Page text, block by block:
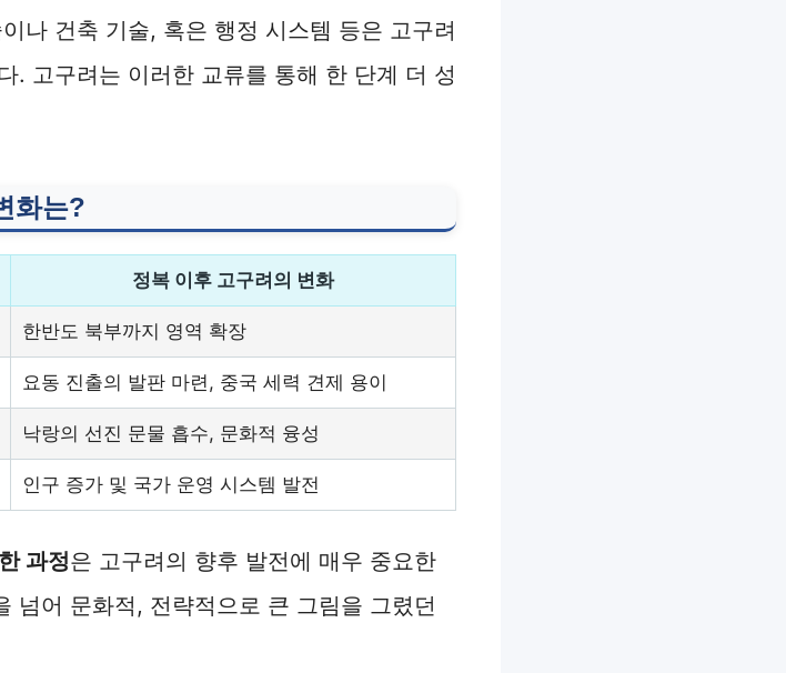
나 건축 기술, 혹은 행정 시스템 등은 고구려
. 고구려는 이러한 교류를 통해 한 단계 더 성
화는?
정복 이후 고구려의 변화
한반도 북부까지 영역 확장
요동 진출의 발판 마련, 중국 세력 견제 용이
낙랑의 선진 문물 흡수, 문화적 융성
인구 증가 및 국가 운영 시스템 발전
과정은 고구려의 향후 발전에 매우 중요한
넘어 문화적, 전략적으로 큰 그림을 그렸던